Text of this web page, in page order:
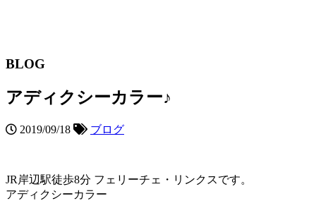
BLOG
アディクシーカラー♪
2019/09/18 ブログ
JR岸辺駅徒歩8分 フェリーチェ・リンクスです。
アディクシーカラー